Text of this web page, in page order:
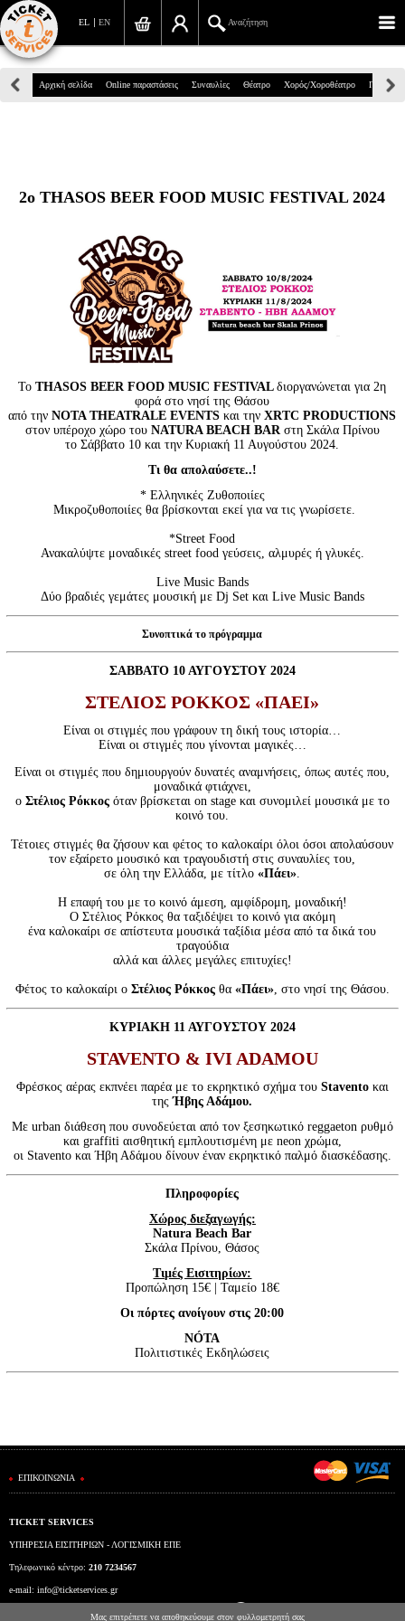
EN
EL Αναζήτηση
Πανεπιστημίου 39, Αθήνα
Παραγγελία
Αναζήτηση παραγγελίας
Προσωπικά Δεδομένα
Είσοδος διαχειριστή
Αρχική σελίδα Online παραστάσεις Συναυλίες Θέατρο Χορός/Χοροθέατρο Παιδικά
2o THASOS BEER FOOD MUSIC FESTIVAL 2024
ΤοTHASOS BEER FOOD MUSIC FESTIVALδιοργανώνεται για 2η
φορά στο νησί της Θάσου
από τηνNOTA THEATRALE EVENTSκαι τηνXRTC PRODUCTIONS
στον υπέροχο χώρο του NATURA BEACH BAR στη Σκάλα Πρίνου
το Σάββατο 10 και την Κυριακή 11 Αυγούστου 2024.
Τι θα απολαύσετε..!
* Ελληνικές Ζυθοποιίες
Μικροζυθοποιίες θα βρίσκονται εκεί για να τις γνωρίσετε.
*Street Food
Ανακαλύψτε μοναδικές street food γεύσεις, αλμυρές ή γλυκές.
Live Music Bands
Δύο βραδιές γεμάτες μουσική με Dj Set και Live Music Bands
Συνοπτικά το πρόγραμμα
ΣΑΒΒΑΤΟ 10 ΑΥΓΟΥΣΤΟΥ 2024
ΣΤΕΛΙΟΣ ΡΟΚΚΟΣ «ΠΑΕΙ»
Είναι οι στιγμές που γράφουν τη δική τους ιστορία…
Είναι οι στιγμές που γίνονται μαγικές…
Είναι οι στιγμές που δημιουργούν δυνατές αναμνήσεις, όπως αυτές που,
μοναδικά φτιάχνει,
ο Στέλιος Ρόκκος όταν βρίσκεται on stage και συνομιλεί μουσικά με το
κοινό του.
Τέτοιες στιγμές θα ζήσουν και φέτος το καλοκαίρι όλοι όσοι απολαύσουν
τον εξαίρετο μουσικό και τραγουδιστή στις συναυλίες του,
σε όλη την Ελλάδα, με τίτλο«Πάει».
Η επαφή του με το κοινό άμεση, αμφίδρομη, μοναδική!
Ο Στέλιος Ρόκκος θα ταξιδέψει το κοινό για ακόμη
ένα καλοκαίρι σε απίστευτα μουσικά ταξίδια μέσα από τα δικά του
τραγούδια
αλλά και άλλες μεγάλες επιτυχίες!
Φέτος το καλοκαίρι ο Στέλιος Ρόκκος θα «Πάει», στο νησί της Θάσου.
ΚΥΡΙΑΚΗ 11 ΑΥΓΟΥΣΤΟΥ 2024
STAVENTO & IVI ADAMOU
Φρέσκος αέρας εκπνέει παρέα με το εκρηκτικό σχήμα του Staventoκαι
τηςΉβης Αδάμου.
Με urban διάθεση που συνοδεύεται από τον ξεσηκωτικό reggaeton ρυθμό
και graffiti αισθητική εμπλουτισμένη με neon χρώμα,
οι Stavento και Ήβη Αδάμου δίνουν έναν εκρηκτικό παλμό διασκέδασης.
Πληροφορίες
Xώρος διεξαγωγής:
Natura Beach Bar
Σκάλα Πρίνου, Θάσος
Τιμές Εισιτηρίων:
Προπώληση 15€ | Ταμείο 18€
Οι πόρτες ανοίγουν στις 20:00
NÓTA
Πολιτιστικές Εκδηλώσεις
ΕΠΙΚΟΙΝΩΝΙΑ
TICKET SERVICES
ΥΠΗΡΕΣΙΑ ΕΙΣΙΤΗΡΙΩΝ - ΛΟΓΙΣΜΙΚΗ ΕΠΕ
Τηλεφωνικό κέντρο: 210 7234567
e-mail: info@ticketservices.gr
Εκδοτήριο: Πανεπιστημίου 39 (Στοά Πεσμαζόγλου), Αθήνα
Μας επιτρέπετε να αποθηκεύουμε στον φυλλομετρητή σας